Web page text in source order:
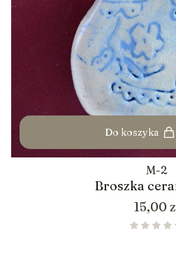
Do koszyka
M-2
Broszka
Cena
15,00